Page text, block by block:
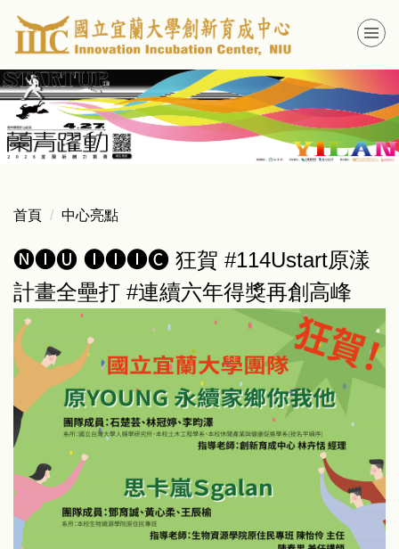
跳
到
主
要
內
容
區
首頁 中心亮點
🅝🅘🅤 🅘🅘🅘🅒 狂賀 #114Ustart原漾
計畫全壘打 #連續六年得獎再創高峰